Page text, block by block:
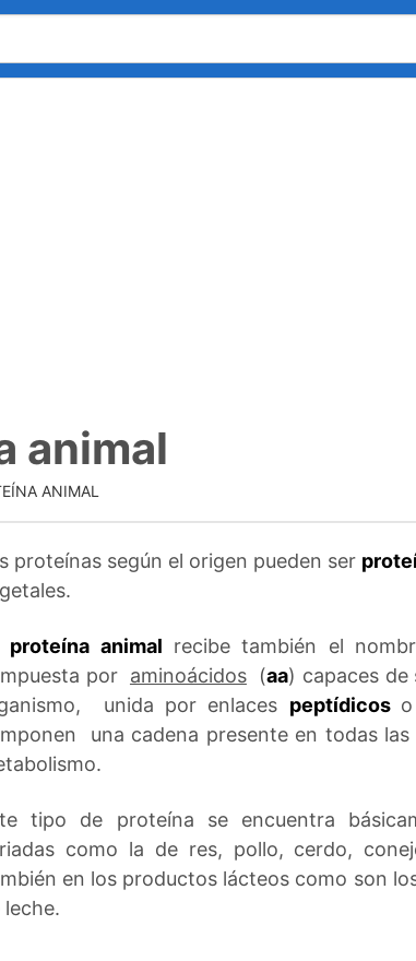
animal
ANIMAL
proteínas según el origen pueden ser
proteína animal recibe también el
por aminoácidos(aa) capaces
unida por enlaces peptídicos
una cadena presente en todas
tipo de proteína se encuentra
como la de res, pollo, cerdo,
en los productos lácteos como son
leche.